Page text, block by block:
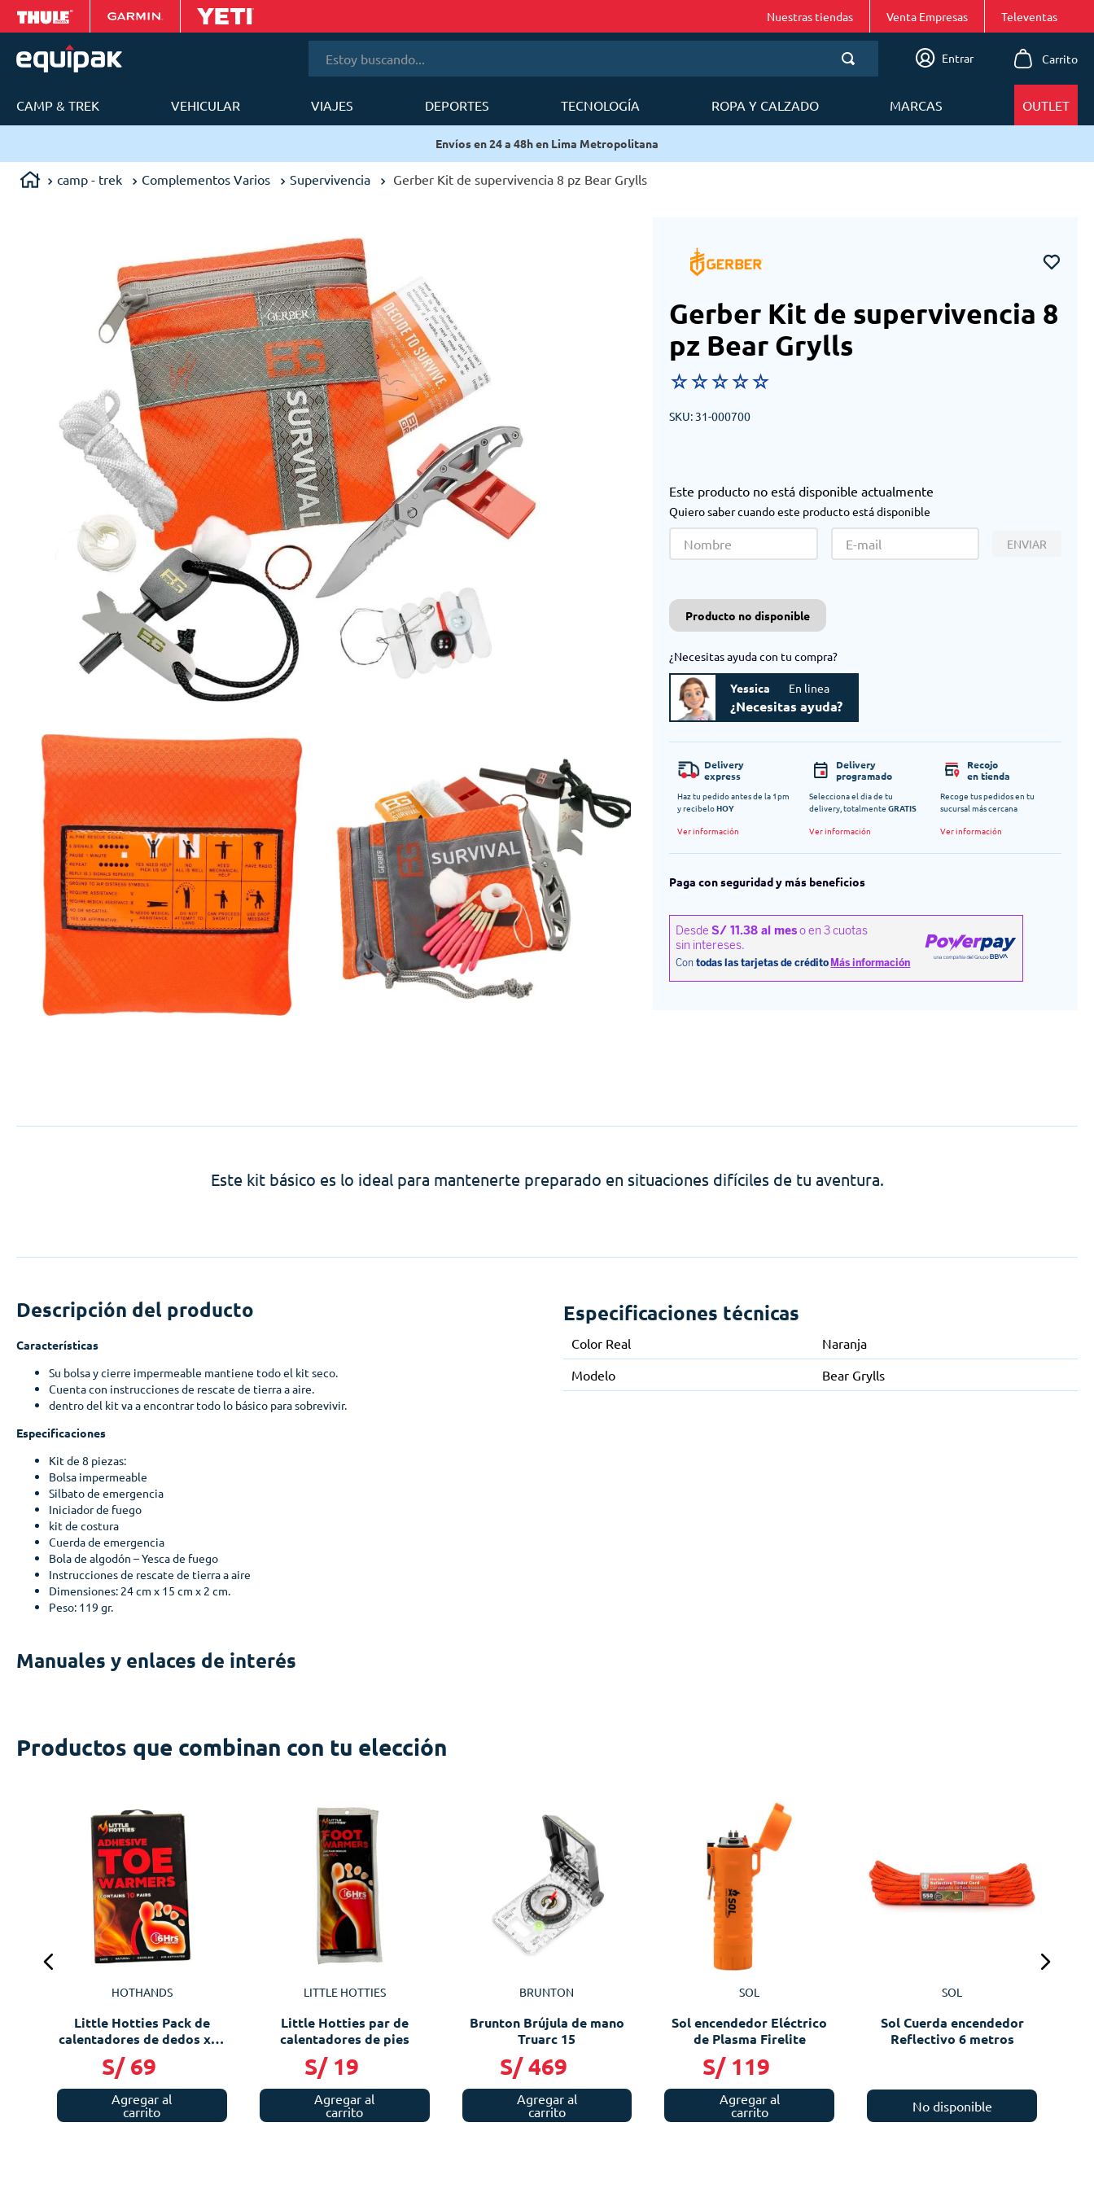
Nuestras tiendas Venta Empresas
Entrar
CAMP & TREK VEHICULAR VIAJES DEPORTES TECNOLOGÍA ROPA Y CALZADO MARCAS OUTLET
Envíos en 24 a 48h en Lima Metropolitana
camp - trek Complementos Varios Supervivencia Gerber Kit de supervivencia 8 pz Bear Grylls
Gerber Kit de supervivencia 8
pz Bear Grylls
☆☆☆☆☆
SKU: 31-000700
Este producto no está disponible actualmente
Quiero saber cuando este producto está disponible
ENVIAR
Producto no disponible
¿Necesitas ayuda con tu compra?
Yessica En linea
¿Necesitas ayuda?
Delivery
express
Haz tu pedido antes de la 1pm
y recibeloHOY
Ver información
Delivery
programado
Selecciona el dia de tu
delivery, totalmente GRATIS
Ver información
Recojo
en tienda
Recoge tus pedidos en tu
sucursal más cercana
Ver información
Paga con seguridad y más beneficios
Este kit básico es lo ideal para mantenerte preparado en situaciones difíciles de tu aventura.
Descripción del producto
Características
Su bolsa y cierre impermeable mantiene todo el kit seco.
Cuenta con instrucciones de rescate de tierra a aire.
dentro del kit va a encontrar todo lo básico para sobrevivir.
Especificaciones
Kit de 8 piezas:
Bolsa impermeable
Silbato de emergencia
Iniciador de fuego
kit de costura
Cuerda de emergencia
Bola de algodón – Yesca de fuego
Instrucciones de rescate de tierra a aire
Dimensiones: 24 cm x 15 cm x 2 cm.
Peso: 119 gr.
Manuales y enlaces de interés
Especificaciones técnicas
Color Real
Naranja
Modelo
Bear Grylls
Productos que combinan con tu elección
HOTHANDS
Little Hotties Pack de
calentadores de dedos x10
S/ 69
Agregar al
carrito
LITTLE HOTTIES
Little Hotties par de
calentadores de pies
S/ 19
Agregar al
carrito
BRUNTON
Brunton Brújula de mano
Truarc 15
S/ 469
Agregar al
carrito
SOL
Sol encendedor Eléctrico
de Plasma Firelite
S/ 119
Agregar al
carrito
SOL
Sol Cuerda encendedor
Reflectivo 6 metros
No disponible
Términos más buscados
mobi garden
sea to summit
5
6